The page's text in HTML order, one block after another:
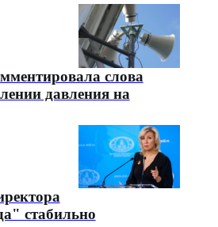
слова
давления на
стабильно